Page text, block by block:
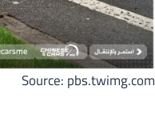
Source: pbs.twimg.com